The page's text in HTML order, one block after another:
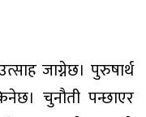
जाग्नेछ। पुरुषार्थ
चुनौती पन्छाएर